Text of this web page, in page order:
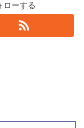
ローする